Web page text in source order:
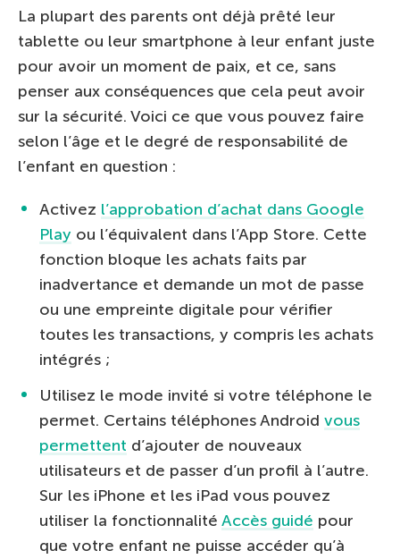
La plupart des parents ont déjà prêté leur
tablette ou leur smartphone à leur enfant juste
pour avoir un moment de paix, et ce, sans
penser aux conséquences que cela peut avoir
sur la sécurité. Voici ce que vous pouvez faire
selon l’âge et le degré de responsabilité de
l’enfant en question :
Activez l’approbation d’achat dans Google
Play ou l’équivalent dans l’App Store. Cette
fonction bloque les achats faits par
inadvertance et demande un mot de passe
ou une empreinte digitale pour vérifier
toutes les transactions, y compris les achats
intégrés ;
Utilisez le mode invité si votre téléphone le
permet. Certains téléphones Android vous
permettent d’ajouter de nouveaux
utilisateurs et de passer d’un profil à l’autre.
Sur les iPhone et les iPad vous pouvez
utiliser la fonctionnalité Accès guidé pour
que votre enfant ne puisse accéder qu’à